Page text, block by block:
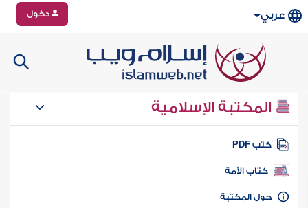
عربي دخول
المكتبة الإسلامية
كتب PDF
كتاب الأمة